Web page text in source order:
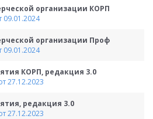
организации КОРП
09.01.2024
организации Проф
09.01.2024
КОРП, редакция 3.0
27.12.2023
редакция 3.0
27.12.2023